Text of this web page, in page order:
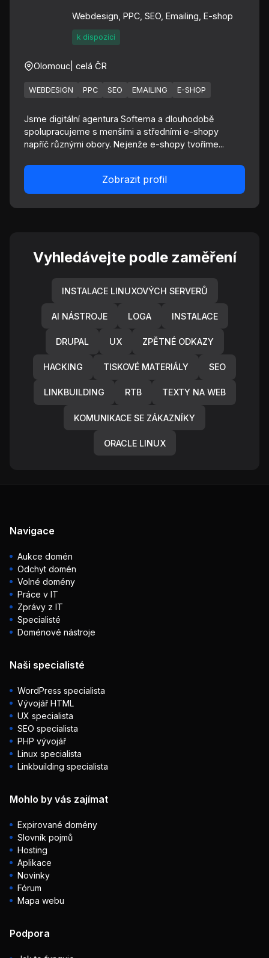
Webdesign, PPC, SEO, Emailing, E-shop
k dispozici
Olomouc | celá ČR
WEBDESIGN PPC SEO EMAILING E-SHOP
Jsme digitální agentura Softema a dlouhodobě
spolupracujeme s menšími a středními e-shopy
napříč různými obory. Nejenže e-shopy tvoříme...
Zobrazit profil
Vyhledávejte podle zaměření
INSTALACE LINUXOVÝCH SERVERŮ
AI NÁSTROJE LOGA INSTALACE
DRUPAL UX ZPĚTNÉ ODKAZY
HACKING TISKOVÉ MATERIÁLY SEO
LINKBUILDING RTB TEXTY NA WEB
KOMUNIKACE SE ZÁKAZNÍKY
ORACLE LINUX
Navigace
Aukce domén
Odchyt domén
Volné domény
Práce v IT
Zprávy z IT
Specialisté
Doménové nástroje
Naši specialisté
WordPress specialista
Vývojář HTML
UX specialista
SEO specialista
PHP vývojář
Linux specialista
Linkbuilding specialista
Mohlo by vás zajímat
Expirované domény
Slovník pojmů
Hosting
Aplikace
Novinky
Fórum
Mapa webu
Podpora